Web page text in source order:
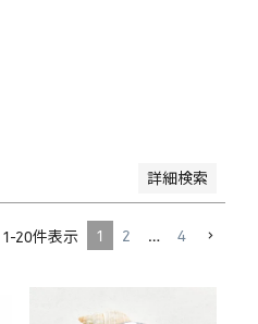
詳細検索
1-20件表示 1 2 … 4